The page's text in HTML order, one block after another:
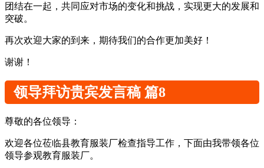
团结在一起，共同应对市场的变化和挑战，实现更大的发展和
突破。
再次欢迎大家的到来，期待我们的合作更加美好！
谢谢！
领导拜访贵宾发言稿 篇8
尊敬的各位领导：
欢迎各位莅临县教育服装厂检查指导工作，下面由我带领各位
领导参观教育服装厂。